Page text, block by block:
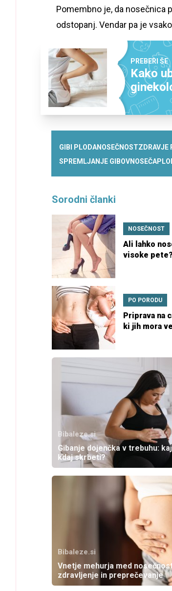
Pomembno je, da nosečnica
odstopanj. Vendar pa je
PREBERI ŠE
Kako
GIBI PLODANOSEČNOSTZDRAVJE
SPREMLJANJE GIBOVNOSEČA
Sorodni članki
NOSEČNOST
Ali lahko
visoke
PO PORODU
Priprava na
ki jih mora
Bibaleze.si
Gibanje dojenčka v trebuhu:
kdaj skrbeti?
Bibaleze.si
Vnetje mehurja med
zdravljenje in preprečevanje